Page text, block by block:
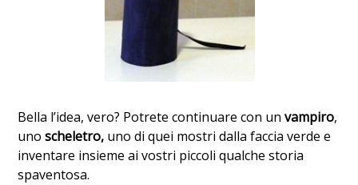
Bella l’idea, vero? Potrete continuare con unvampiro,
unoscheletro, uno di quei mostri dalla faccia verde e
inventare insieme ai vostri piccoli qualche storia
spaventosa.